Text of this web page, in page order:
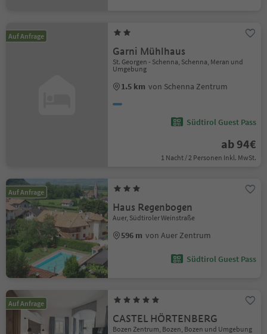
Auf Anfrage
Garni Mühlhaus
St. Georgen - Schenna, Schenna, Meran und
Umgebung
1.5 km von Schenna Zentrum
Südtirol Guest Pass
ab 94€
1 Nacht / 2 Personen Inkl. MwSt.
Auf Anfrage
Haus Regenbogen
Auer, Südtiroler Weinstraße
596 m von Auer Zentrum
Südtirol Guest Pass
Auf Anfrage
CASTEL HÖRTENBERG
Bozen Zentrum, Bozen, Bozen und Umgebung